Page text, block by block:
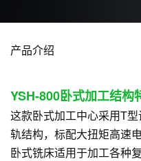
产品介绍
YSH-800卧式加工结构
这款卧式加工中心采用T
轨结构，标配大扭矩高速
卧式铣床适用于加工各种